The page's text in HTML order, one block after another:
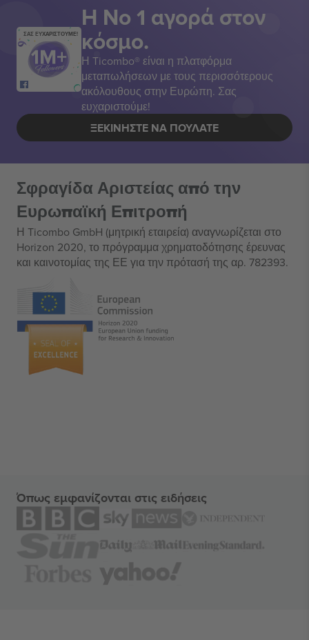
ΣΑΣ ΕΥΧΑΡΙΣΤΟΥΜΕ!
Η Νο 1 αγορά στον
κόσμο.
Η Ticombo® είναι η πλατφόρμα
μεταπωλήσεων με τους περισσότερους
ακόλουθους στην Ευρώπη. Σας
ευχαριστούμε!
ΞΕΚΙΝΉΣΤΕ ΝΑ ΠΟΥΛΆΤΕ
Σφραγίδα Αριστείας από την
Ευρωπαϊκή Επιτροπή
Η Ticombo GmbH (μητρική εταιρεία) αναγνωρίζεται στο
Horizon 2020, το πρόγραμμα χρηματοδότησης έρευνας
και καινοτομίας της ΕΕ για την πρότασή της αρ. 782393.
Όπως εμφανίζονται στις ειδήσεις